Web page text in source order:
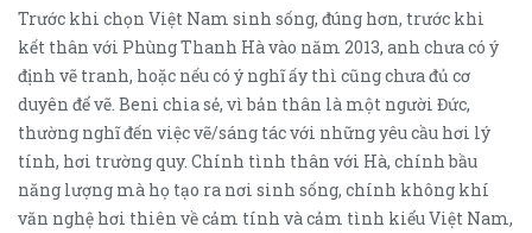
Trước khi chọn Việt Nam sinh sống, đúng hơn, trước khi
kết thân với Phùng Thanh Hà vào năm 2013, anh chưa có ý
định vẽ tranh, hoặc nếu có ý nghĩ ấy thì cũng chưa đủ cơ
duyên để vẽ. Beni chia sẻ, vì bản thân là một người Đức,
thường nghĩ đến việc vẽ/sáng tác với những yêu cầu hơi lý
tính, hơi trường quy. Chính tình thân với Hà, chính bầu
năng lượng mà họ tạo ra nơi sinh sống, chính không khí
văn nghệ hơi thiên về cảm tính và cảm tình kiểu Việt Nam,